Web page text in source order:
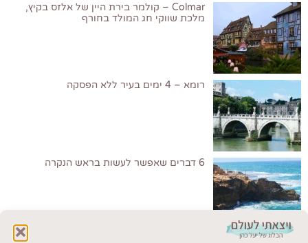
Colmar – קולמר בירת היין של אלזס בקיץ,
מלכת שווקי חג המולד בחורף
רומא – 4 ימים בעיר ללא הפסקה
6 דברים שאפשר לעשות בראש הנקרה